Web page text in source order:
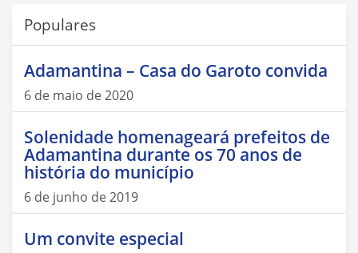
Populares
Adamantina – Casa do Garoto convida
6 de maio de 2020
Solenidade homenageará prefeitos de
Adamantina durante os 70 anos de
história do município
6 de junho de 2019
Um convite especial